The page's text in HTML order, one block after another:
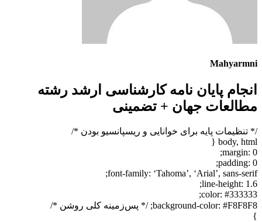
Mahyarmni
انجام پایان نامه کارشناسی ارشد رشته
مطالعات جهان + تضمینی
/* تنظیمات پایه برای خوانایی و ریسپانسیو بودن */
body, html {
margin: 0;
padding: 0;
font-family: ‘Tahoma’, ‘Arial’, sans-serif;
line-height: 1.6;
color: #333333;
background-color: #F8F8F8; /* پس‌زمینه کلی روشن */
}